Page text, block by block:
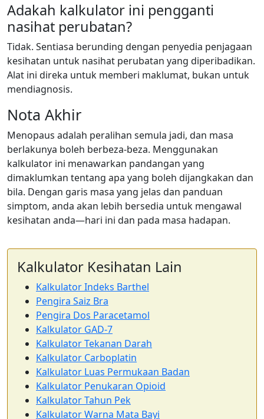
Adakah kalkulator ini pengganti
nasihat perubatan?
Tidak. Sentiasa berunding dengan penyedia penjagaan
kesihatan untuk nasihat perubatan yang diperibadikan.
Alat ini direka untuk memberi maklumat, bukan untuk
mendiagnosis.
Nota Akhir
Menopaus adalah peralihan semula jadi, dan masa
berlakunya boleh berbeza-beza. Menggunakan
kalkulator ini menawarkan pandangan yang
dimaklumkan tentang apa yang boleh dijangkakan dan
bila. Dengan garis masa yang jelas dan panduan
simptom, anda akan lebih bersedia untuk mengawal
kesihatan anda—hari ini dan pada masa hadapan.
Kalkulator Kesihatan Lain
Kalkulator Indeks Barthel
Pengira Saiz Bra
Pengira Dos Paracetamol
Kalkulator GAD-7
Kalkulator Tekanan Darah
Kalkulator Carboplatin
Kalkulator Luas Permukaan Badan
Kalkulator Penukaran Opioid
Kalkulator Tahun Pek
Kalkulator Warna Mata Bayi